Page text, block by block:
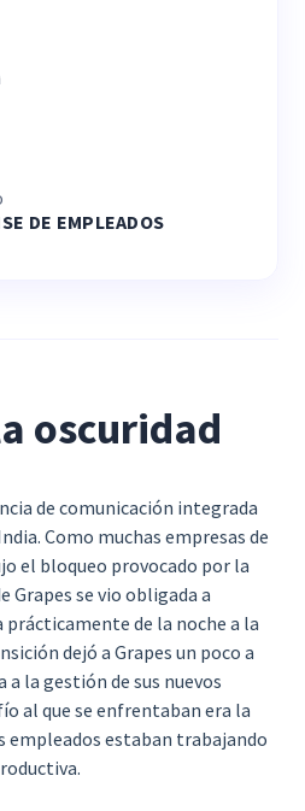
DE EMPLEADOS
oscuridad
de comunicación integrada
Como muchas empresas de
el bloqueo provocado por la
Grapes se vio obligada a
de la noche a la
dejó a Grapes un poco a
a la gestión de sus nuevos
al que se enfrentaban era la
empleados estaban trabajando